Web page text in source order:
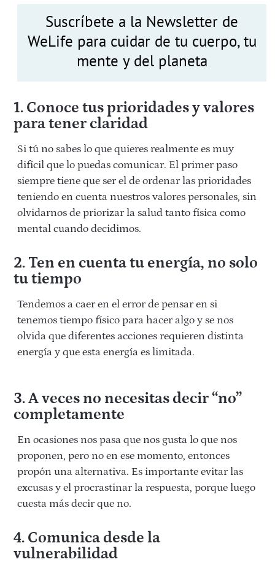
Suscríbete a la Newsletter de
WeLife para cuidar de tu cuerpo, tu
mente y del planeta
1. Conoce tus prioridades y valores
para tener claridad
Si tú no sabes lo que quieres realmente es muy
difícil que lo puedas comunicar. El primer paso
siempre tiene que ser el de ordenar las prioridades
teniendo en cuenta nuestros valores personales, sin
olvidarnos de priorizar la salud tanto física como
mental cuando decidimos.
2. Ten en cuenta tu energía, no solo
tu tiempo
Tendemos a caer en el error de pensar en si
tenemos tiempo físico para hacer algo y se nos
olvida que diferentes acciones requieren distinta
energía y que esta energía es limitada.
3.A veces no necesitas decir “no”
completamente
En ocasiones nos pasa que nos gusta lo que nos
proponen, pero no en ese momento, entonces
propón una alternativa. Es importante evitar las
excusas y el procrastinar la respuesta, porque luego
cuesta más decir que no.
4. Comunica desde la
vulnerabilidad